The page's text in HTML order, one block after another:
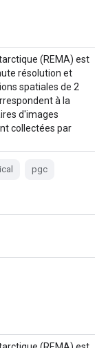
(REMA) est
résolution et
spatiales de 2
à la
d'images
collectées par
pgc